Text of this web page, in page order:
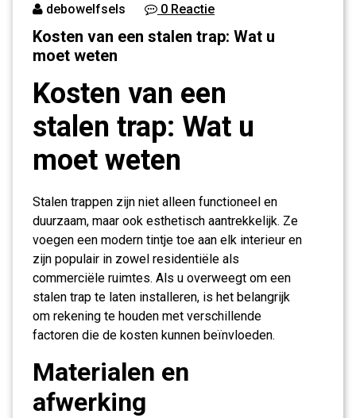
debowelfsels 0 Reactie
Kosten van een stalen trap: Wat u
moet weten
Kosten van een
stalen trap: Wat u
moet weten
Stalen trappen zijn niet alleen functioneel en
duurzaam, maar ook esthetisch aantrekkelijk. Ze
voegen een modern tintje toe aan elk interieur en
zijn populair in zowel residentiële als
commerciële ruimtes. Als u overweegt om een
stalen trap te laten installeren, is het belangrijk
om rekening te houden met verschillende
factoren die de kosten kunnen beïnvloeden.
Materialen en
afwerking